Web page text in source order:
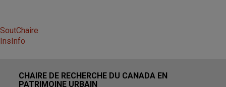
SoutChaire
InsInfo
CHAIRE DE RECHERCHE DU CANADA EN
PATRIMOINE URBAIN